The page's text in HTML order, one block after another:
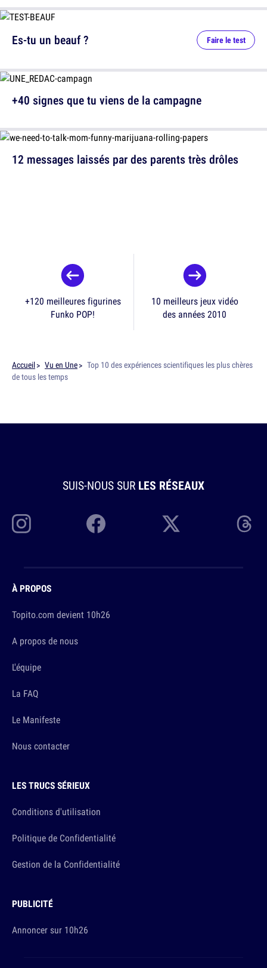
12 messages laissés par des parents très drôles
Es-tu un beauf ? Faire le test
+40 signes que tu viens de la campagne
+120 meilleures figurines
Funko POP!
10 meilleurs jeux vidéo
des années 2010
Accueil Vu en Une
Top 10 des expériences scientifiques les plus chères
de tous les temps
SUIS-NOUS SUR LES RÉSEAUX
À PROPOS
Topito.com devient 10h26
A propos de nous
L'équipe
La FAQ
Le Manifeste
Nous contacter
LES TRUCS SÉRIEUX
Conditions d'utilisation
Politique de Confidentialité
Gestion de la Confidentialité
PUBLICITÉ
Annoncer sur 10h26